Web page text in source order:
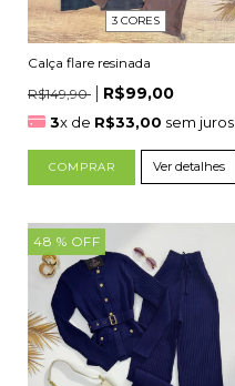
3 CORES
Calça flare resinada
R$149,90
R$99,00
3x de R$33,00 sem juros
COMPRAR Ver detalhes
48 % OFF